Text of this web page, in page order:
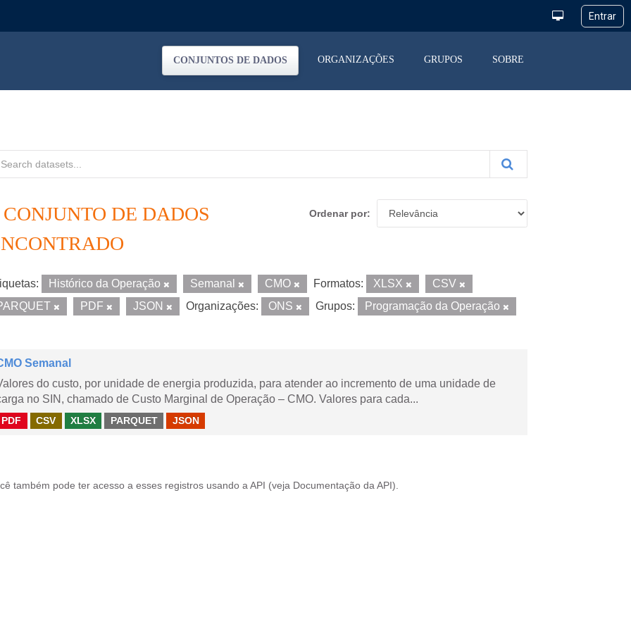
CONJUNTOS DE DADOS ORGANIZAÇÕES GRUPOS SOBRE
Ordenar por
CONJUNTO DE DADOS
Histórico da Operação Semanal CMO Formatos: XLSX
CSV
PDF JSON Organizações: ONS Grupos: Programação da Operação
Semanal
do custo, por unidade de energia produzida, para atender ao incremento de uma unidade de
no SIN, chamado de Custo Marginal de Operação – CMO. Valores para cada...
PDF CSV XLSX PARQUET JSON
também pode ter acesso a esses registros usando a API (veja Documentação da API ).